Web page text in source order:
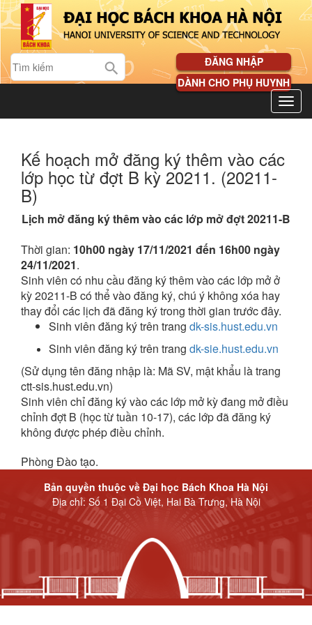
ĐĂNG NHẬP
DÀNH CHO PHỤ HUYNH
Kế hoạch mở đăng ký thêm vào các
lớp học từ đợt B kỳ 20211. (20211-
B)
Lịch mở đăng ký thêm vào các lớp mở đợt 20211-B
Thời gian: 10h00 ngày 17/11/2021 đến 16h00 ngày
24/11/2021.
Sinh viên có nhu cầu đăng ký thêm vào các lớp mở ở
kỳ 20211-B có thể vào đăng ký, chú ý không xóa hay
thay đổi các lịch đã đăng ký trong thời gian trước đây.
Sinh viên đăng ký trên trang dk-sis.hust.edu.vn
Sinh viên đăng ký trên trang dk-sie.hust.edu.vn
(Sử dụng tên đăng nhập là: Mã SV, mật khẩu là trang
ctt-sis.hust.edu.vn)
Sinh viên chỉ đăng ký vào các lớp mở kỳ đang mở điều
chỉnh đợt B (học từ tuần 10-17), các lớp đã đăng ký
không được phép điều chỉnh.
Phòng Đào tạo.
Bản quyền thuộc về Đại học Bách Khoa Hà Nội
Địa chỉ: Số 1 Đại Cồ Việt, Hai Bà Trưng, Hà Nội